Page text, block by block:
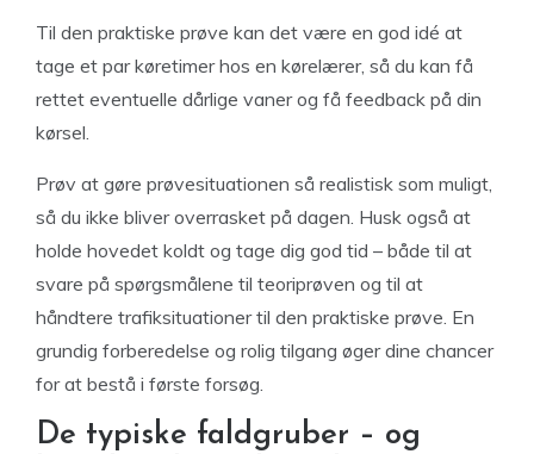
Til den praktiske prøve kan det være en god idé at
tage et par køretimer hos en kørelærer, så du kan få
rettet eventuelle dårlige vaner og få feedback på din
kørsel.
Prøv at gøre prøvesituationen så realistisk som muligt,
så du ikke bliver overrasket på dagen. Husk også at
holde hovedet koldt og tage dig god tid – både til at
svare på spørgsmålene til teoriprøven og til at
håndtere trafiksituationer til den praktiske prøve. En
grundig forberedelse og rolig tilgang øger dine chancer
for at bestå i første forsøg.
De typiske faldgruber – og